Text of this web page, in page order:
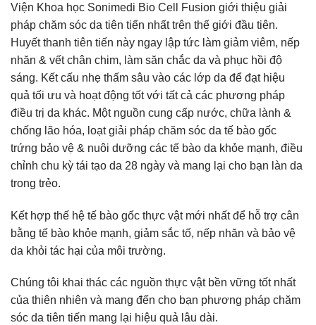
Viện Khoa học Sonimedi Bio Cell Fusion giới thiệu giải
pháp chăm sóc da tiên tiến nhất trên thế giới đầu tiên.
Huyết thanh tiên tiến này ngay lập tức làm giảm viêm, nếp
nhăn & vết chân chim, làm săn chắc da và phục hồi độ
sáng. Kết cấu nhẹ thấm sâu vào các lớp da để đạt hiệu
quả tối ưu và hoạt động tốt với tất cả các phương pháp
điều trị da khác. Một nguồn cung cấp nước, chữa lành &
chống lão hóa, loạt giải pháp chăm sóc da tế bào gốc
trứng bảo vệ & nuôi dưỡng các tế bào da khỏe mạnh, điều
chỉnh chu kỳ tái tạo da 28 ngày và mang lại cho bạn làn da
trong trẻo.
Kết hợp thế hệ tế bào gốc thực vật mới nhất để hỗ trợ cân
bằng tế bào khỏe mạnh, giảm sắc tố, nếp nhăn và bảo vệ
da khỏi tác hại của môi trường.
Chúng tôi khai thác các nguồn thực vật bền vững tốt nhất
của thiên nhiên và mang đến cho bạn phương pháp chăm
sóc da tiên tiến mang lại hiệu quả lâu dài.